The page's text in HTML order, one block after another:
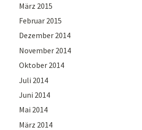
März 2015
Februar 2015
Dezember 2014
November 2014
Oktober 2014
Juli 2014
Juni 2014
Mai 2014
März 2014